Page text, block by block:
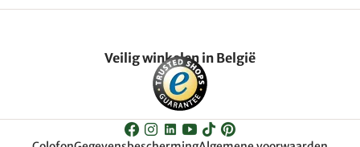
Veilig winkelen in België